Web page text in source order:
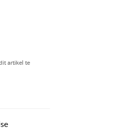
artikel te